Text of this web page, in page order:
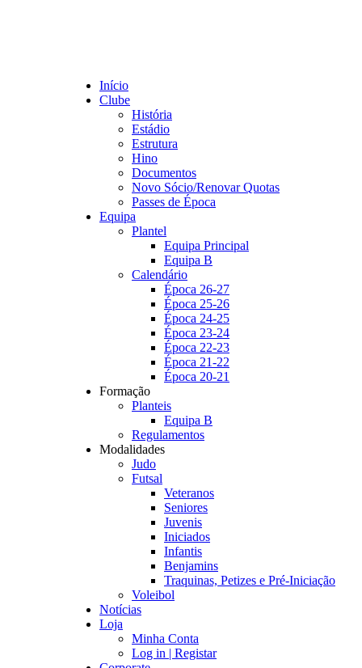
Início
Clube
História
Estádio
Estrutura
Hino
Documentos
Novo Sócio/Renovar Quotas
Passes de Época
Equipa
Plantel
Equipa Principal
Equipa B
Calendário
Época 26-27
Época 25-26
Época 24-25
Época 23-24
Época 22-23
Época 21-22
Época 20-21
Formação
Planteis
Equipa B
Regulamentos
Modalidades
Judo
Futsal
Veteranos
Seniores
Juvenis
Iniciados
Infantis
Benjamins
Traquinas, Petizes e Pré-Iniciação
Voleibol
Notícias
Loja
Minha Conta
Log in | Registar